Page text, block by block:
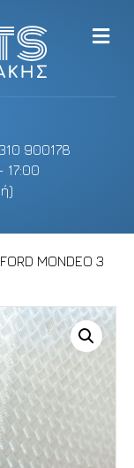
900178
17:00
M
e
MONDEO 3